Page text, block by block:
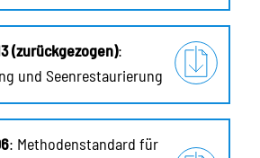
(zurückgezogen):
und Seenrestaurierung
: Methodenstandard für